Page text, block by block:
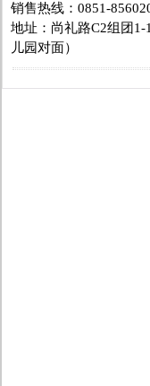
销售热线：0851-
地址：尚礼路C2组团1-
儿园对面）